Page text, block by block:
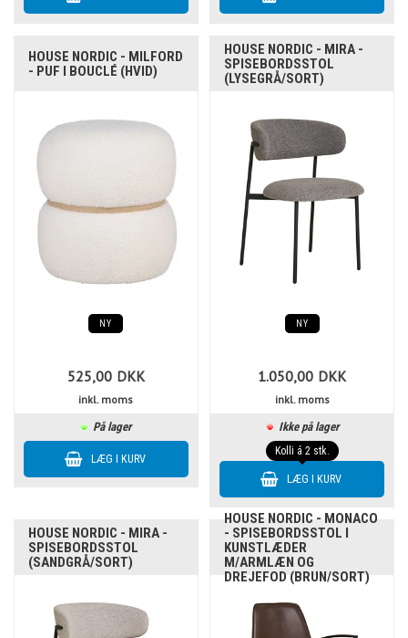
HOUSE NORDIC - MILFORD
- PUF I BOUCLÉ (HVID)
NY
525,00 DKK
inkl. moms
På lager
HOUSE NORDIC - MIRA -
SPISEBORDSSTOL
(LYSEGRÅ/SORT)
NY
1.050,00 DKK
inkl. moms
Ikke på lager
Kolli á 2 stk.
HOUSE NORDIC - MIRA -
SPISEBORDSSTOL
(SANDGRÅ/SORT)
HOUSE NORDIC - MONACO
- SPISEBORDSSTOL I
KUNSTLÆDER
M/ARMLÆN OG
DREJEFOD (BRUN/SORT)